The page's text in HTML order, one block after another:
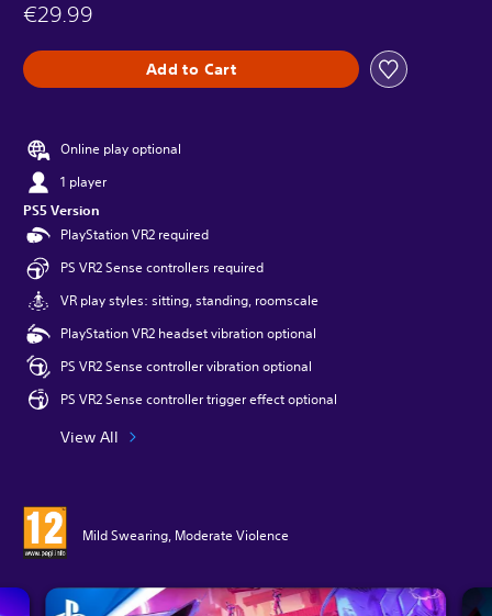
€29.99
Add to Cart
Online play optional
1 player
PS5 Version
PlayStation VR2 required
PS VR2 Sense controllers required
VR play styles: sitting, standing, roomscale
PlayStation VR2 headset vibration optional
PS VR2 Sense controller vibration optional
PS VR2 Sense controller trigger effect optional
View All
Mild Swearing, Moderate Violence